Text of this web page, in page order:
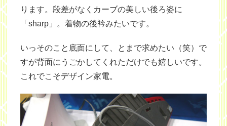
ります。段差がなくカーブの美しい後ろ姿に
「sharp」。着物の後衿みたいです。
いっそのこと底面にして、とまで求めたい（笑）で
すが背面にうごかしてくれただけでも嬉しいです。
これでこそデザイン家電。